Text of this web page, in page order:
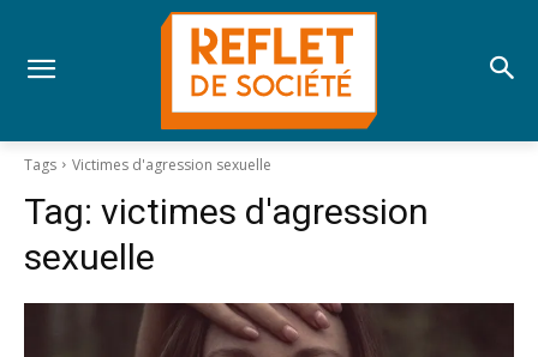
Tags Victimes d'agression sexuelle
Tag: victimes d'agression
sexuelle